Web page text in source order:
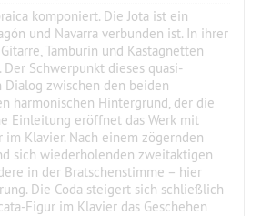
komponiert. Die Jota ist ein
und Navarra verbunden ist. In ihrer
Tamburin und Kastagnetten
Schwerpunkt dieses quasi-
zwischen den beiden
harmonischen Hintergrund, der die
Einleitung eröffnet das Werk mit
Klavier. Nach einem zögernden
sich wiederholenden zweitaktigen
in der Bratschenstimme – hier
Die Coda steigert sich schließlich
Figur im Klavier das Geschehen